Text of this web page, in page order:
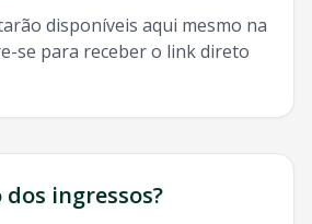
disponíveis aqui mesmo na
se para receber o link direto
ingressos?